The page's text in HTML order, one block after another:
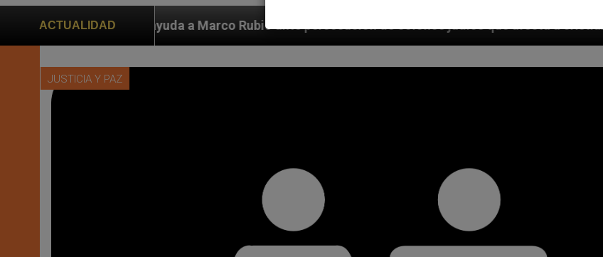
ACTUALIDAD
ayuda a Marco Rubio ante persecución de colonos judíos que afecta a cristianos (y no sólo) en
JUSTICIA Y PAZ